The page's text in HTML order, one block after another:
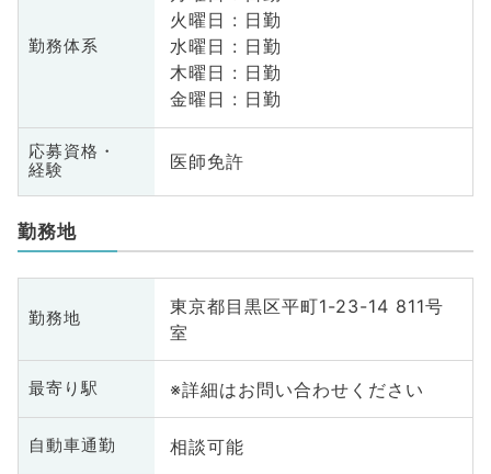
勤務体系
火曜日 : 日勤
水曜日 : 日勤
木曜日 : 日勤
金曜日 : 日勤
応募資格・
経験
医師免許
勤務地
勤務地
東京都目黒区平町1-23-14 811号
室
最寄り駅 ※詳細はお問い合わせください
自動車通勤 相談可能